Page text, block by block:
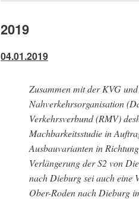
2019
04.01.2019
Zusammen mit der KVG
Nahverkehrsorganisation
Verkehrsverbund (RMV)
Machbarkeitsstudie in
Ausbauvarianten in
Verlängerung der S2 von
nach Dieburg sei auch eine
Ober-Roden nach Dieburg